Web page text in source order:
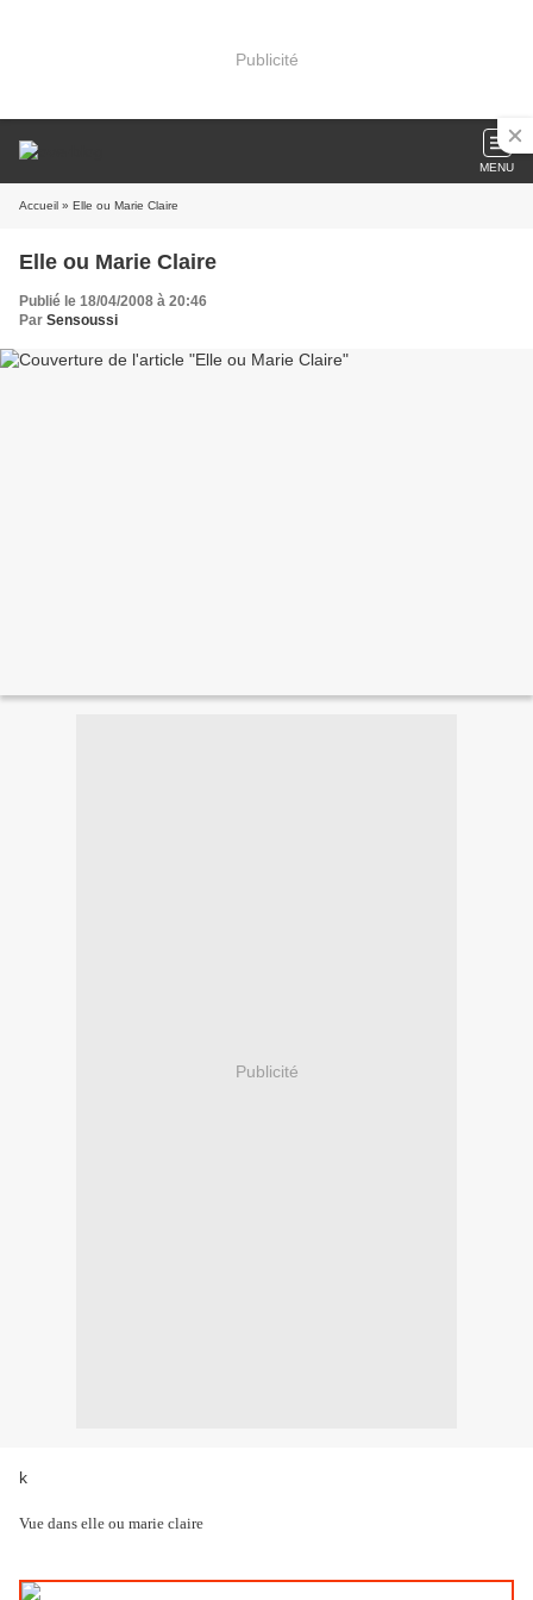
Publicité
MENU
Accueil » Elle ou Marie Claire
Elle ou Marie Claire
Publié le 18/04/2008 à 20:46
Par Sensoussi
Publicité
k
Vue dans elle ou marie claire